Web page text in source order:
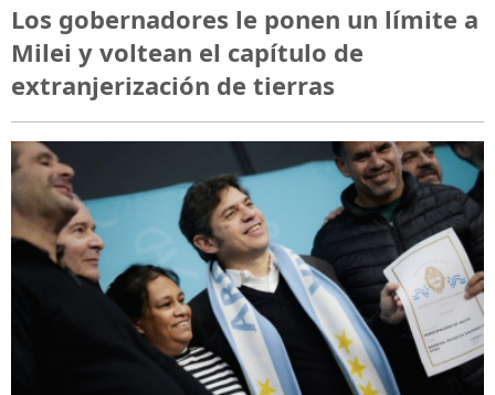
Los gobernadores le ponen un límite a
Milei y voltean el capítulo de
extranjerización de tierras